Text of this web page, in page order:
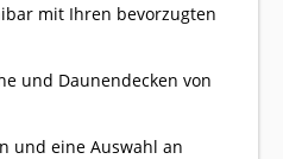
mit Ihren bevorzugten
und Daunendecken von
und eine Auswahl an